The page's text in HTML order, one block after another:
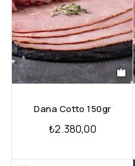
Dana Cotto 150gr
₺2.380,00